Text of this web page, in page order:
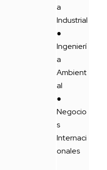
a
Industrial
●
Ingenierí
a
Ambient
al
●
Negocio
s
Internaci
onales